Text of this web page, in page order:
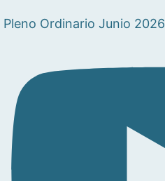
Pleno Ordinario Junio 2026